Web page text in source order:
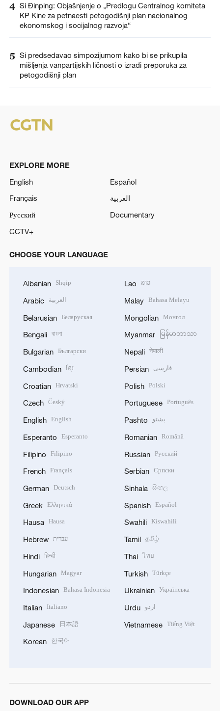
4 Si Đinping: Objašnjenje o „Predlogu Centralnog komiteta
KP Kine za petnaesti petogodišnji plan nacionalnog
ekonomskog i socijalnog razvoja“
5 Si predsedavao simpozijumom kako bi se prikupila
mišljenja vanpartijskih ličnosti o izradi preporuka za
petogodišnji plan
EXPLORE MORE
English
Español
Français
العربية
Русский
Documentary
CCTV+
CHOOSE YOUR LANGUAGE
Albanian Shqip
Arabic العربية
Belarusian Беларуская
Bengali বাংলা
Bulgarian Български
Cambodian ខ្មែរ
Croatian Hrvatski
Czech Český
English English
Esperanto Esperanto
Filipino Filipino
French Français
German Deutsch
Greek Ελληνικά
Hausa Hausa
Hebrew עברית
Hindi हिन्दी
Hungarian Magyar
Indonesian Bahasa Indonesia
Italian Italiano
Japanese 日本語
Korean 한국어
Lao ລາວ
Malay Bahasa Melayu
Mongolian Монгол
Myanmar မြန်မာဘာသာ
Nepali नेपाली
Persian فارسی
Polish Polski
Portuguese Português
Pashto پښتو
Romanian Română
Russian Русский
Serbian Српски
Sinhala සිංහල
Spanish Español
Swahili Kiswahili
Tamil தமிழ்
Thai ไทย
Turkish Türkçe
Ukrainian Українська
Urdu اردو
Vietnamese Tiếng Việt
DOWNLOAD OUR APP